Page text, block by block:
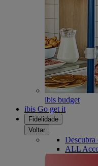
ibis budget
ibis Go get it
Fidelidade
Voltar
Descubra
ALL